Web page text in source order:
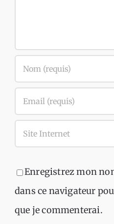
Enregistrez mon
dans ce navigateur
que je commenterai.